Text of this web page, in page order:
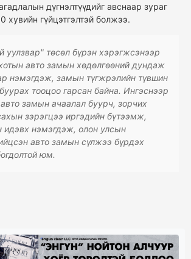
дүгнэлтүүдийг авснаар зураг
хувийн гүйцэтгэлтэй болжээ.
уулзвар" төсөл бүрэн хэрэгжсэнээр
авто замын хөдөлгөөний дундаж
нэмэгдэж, замын түгжрэлийн түвшин
тооцоо гарсан байна. Ингэснээр
замын ачаалал буурч, зорчих
зэрэгцээ иргэдийн бүтээмж,
идэвх нэмэгдэж, олон улсын
авто замын сүлжээ бүрдэх
юм.